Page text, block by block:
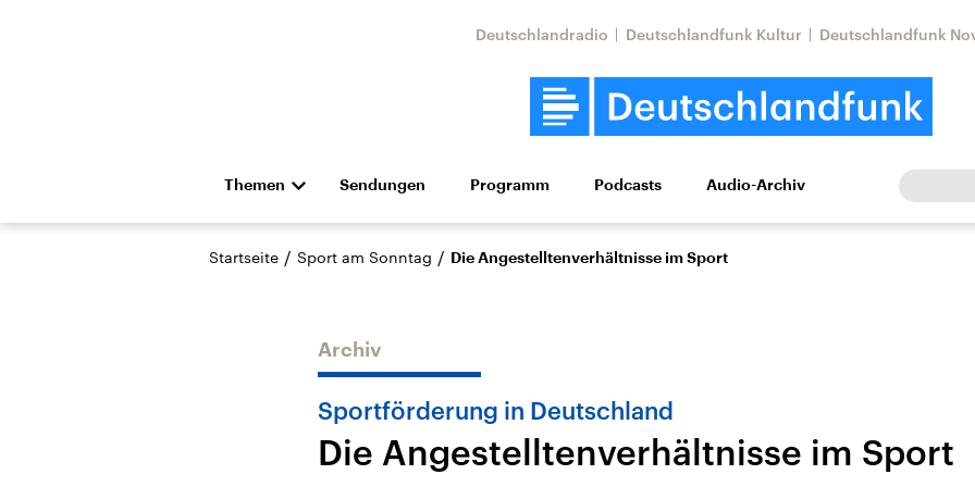
Deutschlandradio Deutschlandfunk Kultur Deutschlandfunk
Themen
Die Nachrichten Politik Wirtschaft Wissen Kultur Europa
Hörspiel und Feature Musik
Nahostkonflikt
Aktuelle Lage und
Iran
Faktenchecks
In unseren
Sendungen Programm Podcasts Audio-Archiv
Startseite / Sport am Sonntag / Die Angestelltenverhältnisse im Sport
Archiv
Sportförderung in Deutschland
Die Angestelltenverhältnisse im Sport